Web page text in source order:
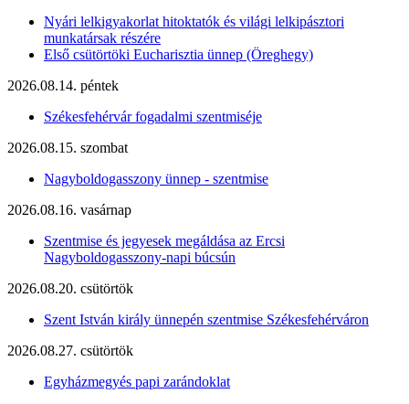
Nyári lelkigyakorlat hitoktatók és világi lelkipásztori
munkatársak részére
Első csütörtöki Eucharisztia ünnep (Öreghegy)
2026.08.14. péntek
Székesfehérvár fogadalmi szentmiséje
2026.08.15. szombat
Nagyboldogasszony ünnep - szentmise
2026.08.16. vasárnap
Szentmise és jegyesek megáldása az Ercsi
Nagyboldogasszony-napi búcsún
2026.08.20. csütörtök
Szent István király ünnepén szentmise Székesfehérváron
2026.08.27. csütörtök
Egyházmegyés papi zarándoklat